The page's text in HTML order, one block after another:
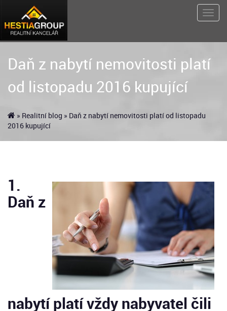
Daň z nabytí nemovitosti platí
od listopadu 2016 kupující
» Realitní blog » Daň z nabytí nemovitosti platí od listopadu
2016 kupující
1.
Daň z
nabytí platí vždy nabyvatel čili